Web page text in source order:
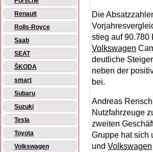
Renault
Rolls-Royce
Saab
SEAT
ŠKODA
smart
Subaru
Suzuki
Tesla
Toyota
Volkswagen
Die
stieg auf 90.780
Volkswagen
deutliche
neben der
bei.
Andreas
Nutzfahrzeuge
zweiten
Gruppe hat sich
und Volkswagen